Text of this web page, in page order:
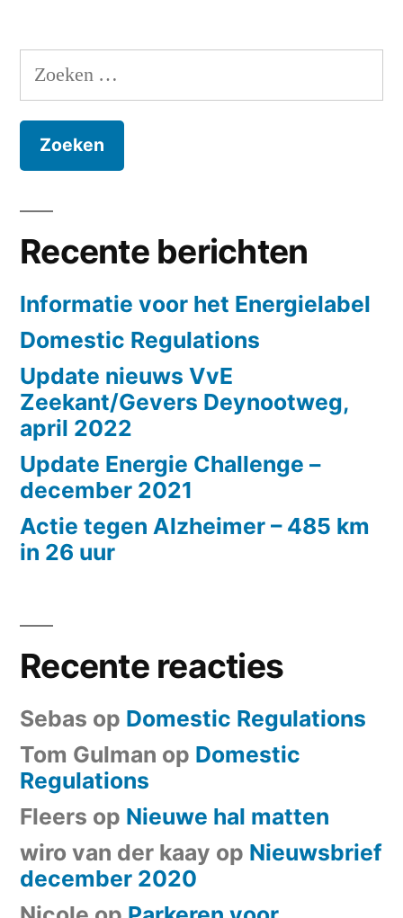
Zoeken
naar:
Recente berichten
Informatie voor het Energielabel
Domestic Regulations
Update nieuws VvE
Zeekant/Gevers Deynootweg,
april 2022
Update Energie Challenge –
december 2021
Actie tegen Alzheimer – 485 km
in 26 uur
Recente reacties
Sebas op Domestic Regulations
Tom Gulman op Domestic
Regulations
Fleers op Nieuwe hal matten
wiro van der kaay op Nieuwsbrief
december 2020